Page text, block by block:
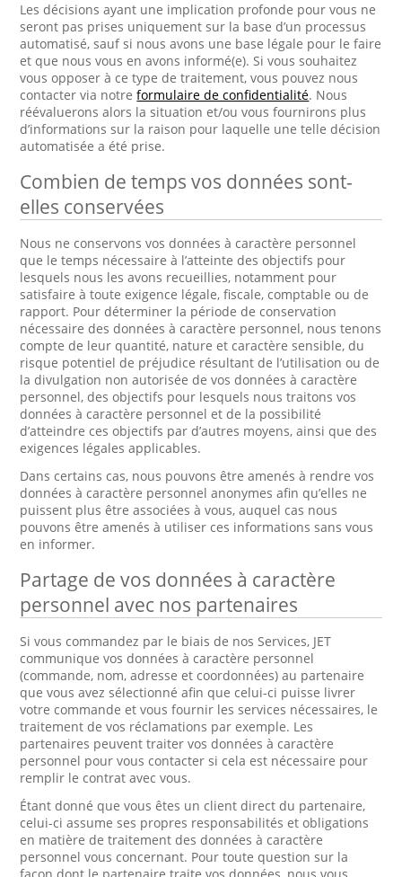
Les décisions ayant une implication profonde pour vous ne
seront pas prises uniquement sur la base d’un processus
automatisé, sauf si nous avons une base légale pour le faire
et que nous vous en avons informé(e). Si vous souhaitez
vous opposer à ce type de traitement, vous pouvez nous
contacter via notreformulaire de confidentialité. Nous
réévaluerons alors la situation et/ou vous fournirons plus
d’informations sur la raison pour laquelle une telle décision
automatisée a été prise.
Combien de temps vos données sont-
elles conservées
Nous ne conservons vos données à caractère personnel
que le temps nécessaire à l’atteinte des objectifs pour
lesquels nous les avons recueillies, notamment pour
satisfaire à toute exigence légale, fiscale, comptable ou de
rapport. Pour déterminer la période de conservation
nécessaire des données à caractère personnel, nous tenons
compte de leur quantité, nature et caractère sensible, du
risque potentiel de préjudice résultant de l’utilisation ou de
la divulgation non autorisée de vos données à caractère
personnel, des objectifs pour lesquels nous traitons vos
données à caractère personnel et de la possibilité
d’atteindre ces objectifs par d’autres moyens, ainsi que des
exigences légales applicables.
Dans certains cas, nous pouvons être amenés à rendre vos
données à caractère personnel anonymes afin qu’elles ne
puissent plus être associées à vous, auquel cas nous
pouvons être amenés à utiliser ces informations sans vous
en informer.
Partage de vos données à caractère
personnel avec nos partenaires
Si vous commandez par le biais de nos Services, JET
communique vos données à caractère personnel
(commande, nom, adresse et coordonnées) au partenaire
que vous avez sélectionné afin que celui-ci puisse livrer
votre commande et vous fournir les services nécessaires, le
traitement de vos réclamations par exemple. Les
partenaires peuvent traiter vos données à caractère
personnel pour vous contacter si cela est nécessaire pour
remplir le contrat avec vous.
Étant donné que vous êtes un client direct du partenaire,
celui-ci assume ses propres responsabilités et obligations
en matière de traitement des données à caractère
personnel vous concernant. Pour toute question sur la